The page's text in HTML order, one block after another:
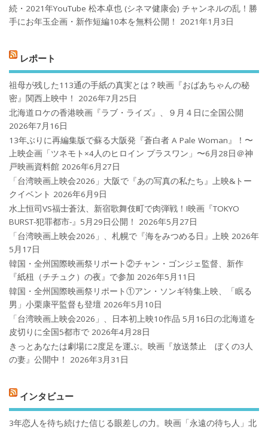
続・2021年YouTube 松本卓也 (シネマ健康会) チャンネルの乱！勝
手にお年玉企画・新作短編10本を無料公開！
2021年1月3日
レポート
祖母が残した113通の手紙の真実とは？映画『おばあちゃんの秘
密』関西上映中！
2026年7月25日
北海道ロケの香港映画『ラブ・ライズ』、９月４日に全国公開
2026年7月16日
13年ぶりに再編集版で蘇る大阪発『蒼白者 A Pale Woman』！〜
上映企画「ツネモト×4人のヒロイン プラスワン」〜6月28日＠神
戸映画資料館 2026年6月27日
「台湾映画上映会2026」大阪で『あの写真の私たち』上映&トー
クイベント 2026年6月9日
水上恒司VS福士蒼汰、新宿歌舞伎町で肉弾戦！!映画『TOKYO
BURST-犯罪都市-』5月29日公開！
2026年5月27日
「台湾映画上映会2026」、札幌で『海をみつめる日』上映 2026年
5月17日
韓国・全州国際映画祭リポート②チャン・ゴンジェ監督、新作
『紙杻（チチュク）の夜』で参加 2026年5月11日
韓国・全州国際映画祭リポート①アン・ソンギ特集上映、「眠る
男」小栗康平監督も登壇 2026年5月10日
「台湾映画上映会2026」、日本初上映10作品 5月16日の北海道を
皮切りに全国5都市で 2026年4月28日
きっとあなたは劇場に2度足を運ぶ。映画『放送禁止 ぼくの3人
の妻』公開中！
2026年3月31日
インタビュー
3年恋人を待ち続けた信じる眼差しの力。映画「永遠の待ち人」北